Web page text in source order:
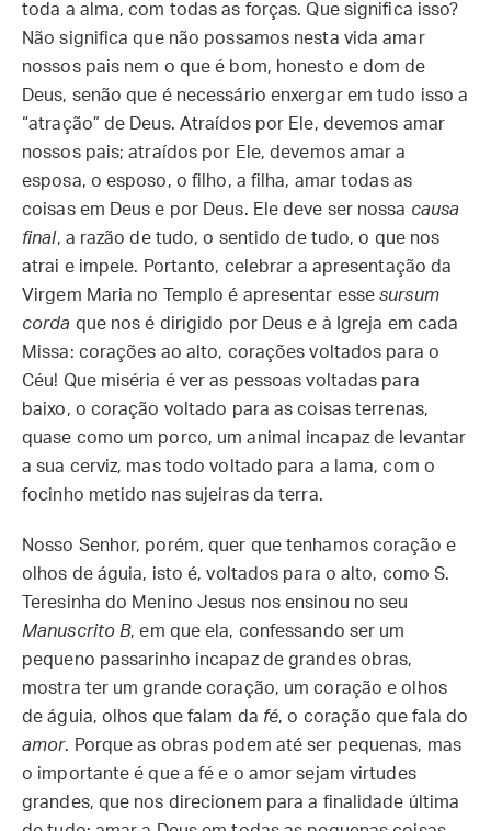
toda a alma, com todas as forças. Que significa isso?
Não significa que não possamos nesta vida amar
nossos pais nem o que é bom, honesto e dom de
Deus, senão que é necessário enxergar em tudo isso a
“atração” de Deus. Atraídos por Ele, devemos amar
nossos pais; atraídos por Ele, devemos amar a
esposa, o esposo, o filho, a filha, amar todas as
coisas em Deus e por Deus. Ele deve ser nossa causa
final, a razão de tudo, o sentido de tudo, o que nos
atrai e impele. Portanto, celebrar a apresentação da
Virgem Maria no Templo é apresentar essesursum
corda que nos é dirigido por Deus e à Igreja em cada
Missa: corações ao alto, corações voltados para o
Céu! Que miséria é ver as pessoas voltadas para
baixo, o coração voltado para as coisas terrenas,
quase como um porco, um animal incapaz de levantar
a sua cerviz, mas todo voltado para a lama, com o
focinho metido nas sujeiras da terra.
Nosso Senhor, porém, quer que tenhamos coração e
olhos de águia, isto é, voltados para o alto, como S.
Teresinha do Menino Jesus nos ensinou no seu
Manuscrito B, em que ela, confessando ser um
pequeno passarinho incapaz de grandes obras,
mostra ter um grande coração, um coração e olhos
de águia, olhos que falam da fé, o coração que fala do
amor. Porque as obras podem até ser pequenas, mas
o importante é que a fé e o amor sejam virtudes
grandes, que nos direcionem para a finalidade última